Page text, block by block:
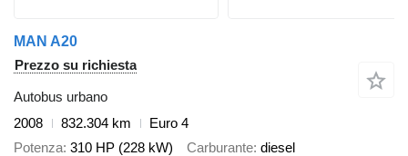
MAN A20
Prezzo su richiesta
Autobus urbano
2008
832.304 km
Euro 4
Potenza 310 HP (228 kW) Carburante diesel